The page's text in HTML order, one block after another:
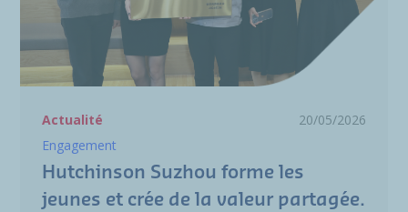
Actualité
20/05/2026
Engagement
Hutchinson Suzhou forme les
jeunes et crée de la valeur partagée.